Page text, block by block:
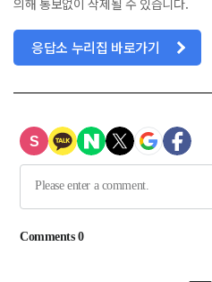
의해 통보없이 삭제될 수 있습니다.
응답소 누리집 바로가기